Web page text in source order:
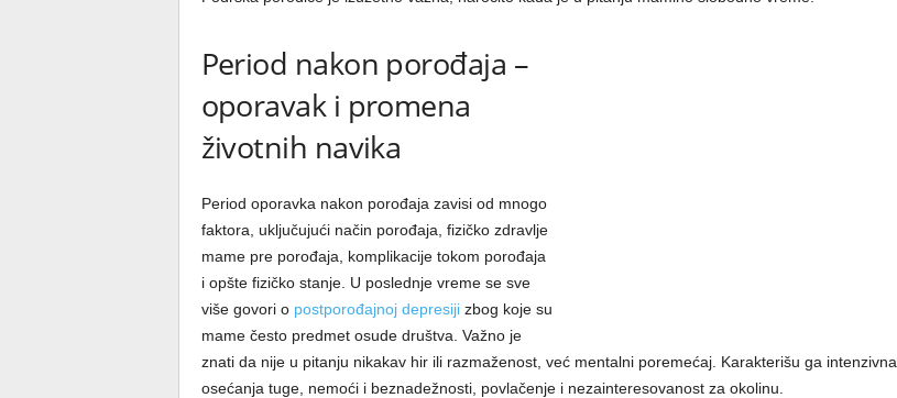
Period nakon porođaja –
oporavak i promena
životnih navika
Period oporavka nakon porođaja zavisi od mnogo
faktora, uključujući način porođaja, fizičko zdravlje
mame pre porođaja, komplikacije tokom porođaja
i opšte fizičko stanje. U poslednje vreme se sve
više govori o postporođajnoj depresijizbog koje su
mame često predmet osude društva. Važno je
znati da nije u pitanju nikakav hir ili razmaženost, već mentalni poremećaj. Karakterišu ga intenzivna
osećanja tuge, nemoći i beznadežnosti, povlačenje i nezainteresovanost za okolinu.